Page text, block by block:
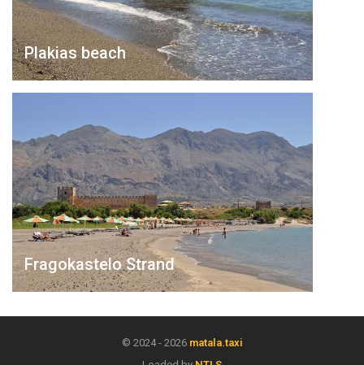
Plakias beach
Fragokastelo Strand
© 2024 - 2026 matala.taxi